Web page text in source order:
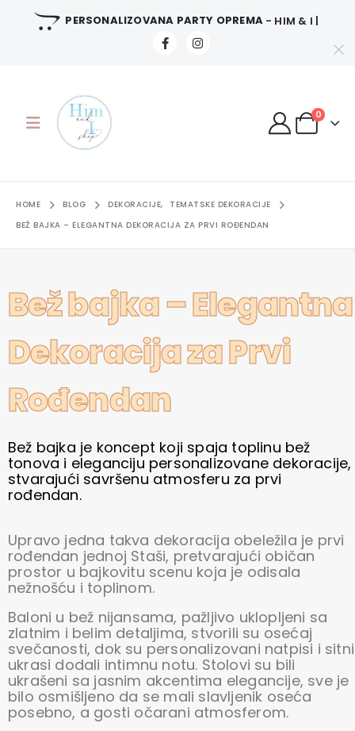
PERSONALIZOVANA PARTY OPREMA - HIM & I |
0
HOME BLOG DEKORACIJE,
TEMATSKE DEKORACIJE
BEŽ BAJKA – ELEGANTNA DEKORACIJA ZA PRVI ROĐENDAN
Bež bajka – Elegantna
Dekoracija za Prvi
Rođendan
Bež bajka je koncept koji spaja toplinu bež
tonova i eleganciju personalizovane dekoracije,
stvarajući savršenu atmosferu za prvi
rođendan.
Upravo jedna takva dekoracija obeležila je prvi
rođendan jednoj Staši, pretvarajući običan
prostor u bajkovitu scenu koja je odisala
nežnošću i toplinom.
Baloni u bež nijansama, pažljivo uklopljeni sa
zlatnim i belim detaljima, stvorili su osećaj
svečanosti, dok su personalizovani natpisi i sitni
ukrasi dodali intimnu notu. Stolovi su bili
ukrašeni sa jasnim akcentima elegancije, sve je
bilo osmišljeno da se mali slavljenik oseća
posebno, a gosti očarani atmosferom.